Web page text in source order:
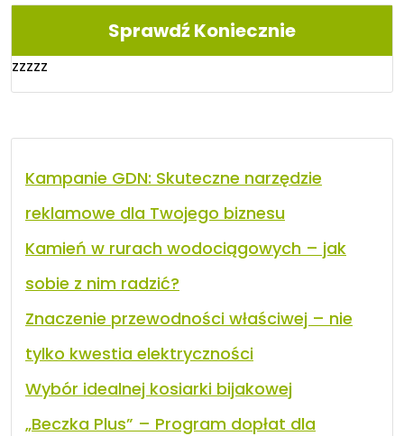
Sprawdź Koniecznie
zzzzz
Kampanie GDN: Skuteczne narzędzie
reklamowe dla Twojego biznesu
Kamień w rurach wodociągowych – jak
sobie z nim radzić?
Znaczenie przewodności właściwej – nie
tylko kwestia elektryczności
Wybór idealnej kosiarki bijakowej
„Beczka Plus” – Program dopłat dla